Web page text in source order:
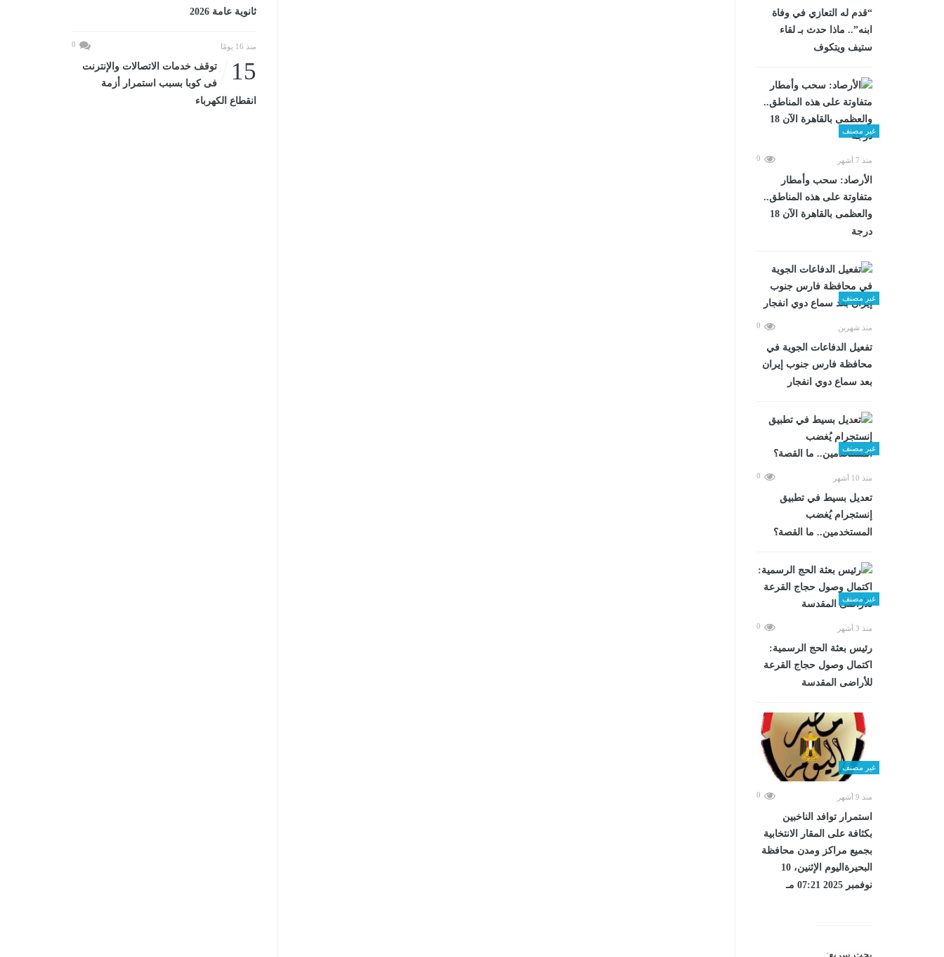
“قدم له التعازي في وفاة
ابنه”.. ماذا حدث بـ لقاء
ستيف ويتكوف
غير مصنف
منذ 7 أشهر 0
الأرصاد: سحب وأمطار
متفاوتة على هذه المناطق..
والعظمى بالقاهرة الآن 18
درجة
غير مصنف
منذ شهرين 0
تفعيل الدفاعات الجوية في
محافظة فارس جنوب إيران
بعد سماع دوي انفجار
غير مصنف
منذ 10 أشهر 0
تعديل بسيط في تطبيق
إنستجرام يُغضب
المستخدمين.. ما القصة؟
غير مصنف
منذ 3 أشهر 0
رئيس بعثة الحج الرسمية:
اكتمال وصول حجاج القرعة
للأراضى المقدسة
غير مصنف
منذ 9 أشهر 0
استمرار توافد الناخبين
بكثافة على المقار الانتخابية
بجميع مراكز ومدن محافظة
البحيرةاليوم الإثنين، 10
نوفمبر 2025 07:21 مـ
بحث سريع:
ثانوية عامة 2026
منذ 16 يومًا 0
15
توقف خدمات الاتصالات والإنترنت
فى كوبا بسبب استمرار أزمة
انقطاع الكهرباء